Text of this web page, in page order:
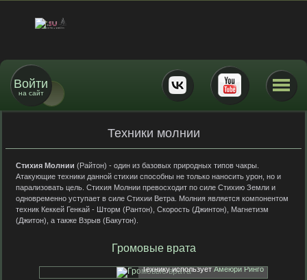
Войти
на сайт
Техники молнии
Стихия Молнии (Райтон) - один из базовых природных типов чакры.
Атакующие техники данной стихии способны не только наносить урон, но и
парализовать цель. Стихия Молнии превосходит по силе Стихию Земли и
одновременно уступает в силе Стихии Ветра. Молния является компонентом
техник Кеккей Генкай - Шторм (Рантон), Скорость (Джинтон), Магнетизм
(Джитон), а также Взрыв (Бакутон).
Громовые врата
Технику используетАмеюри Ринго